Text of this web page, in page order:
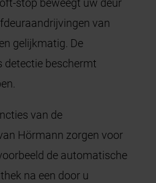
stop beweegt uw deur
van
gelijkmatig. De
detectie beschermt
van de
Hörmann zorgen voor
de automatische
na een door u